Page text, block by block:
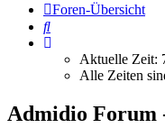
Foren-Übersicht
Suche
Aktuelle Zeit:
Alle Zeiten
Admidio Forum